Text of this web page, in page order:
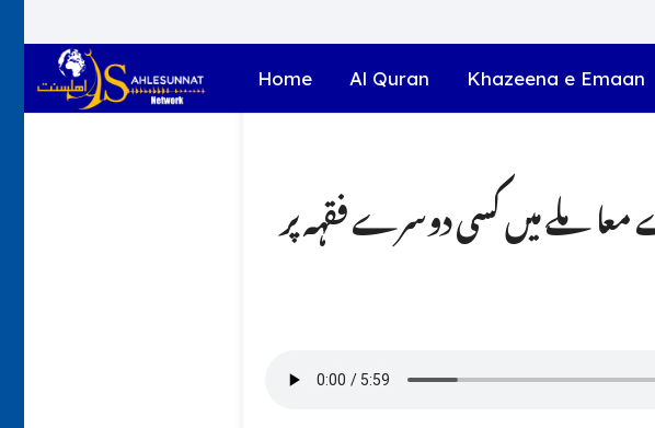
Home Al Quran Khazeena e Emaan
معاملے میں کسی دوسرے فقہہ پر